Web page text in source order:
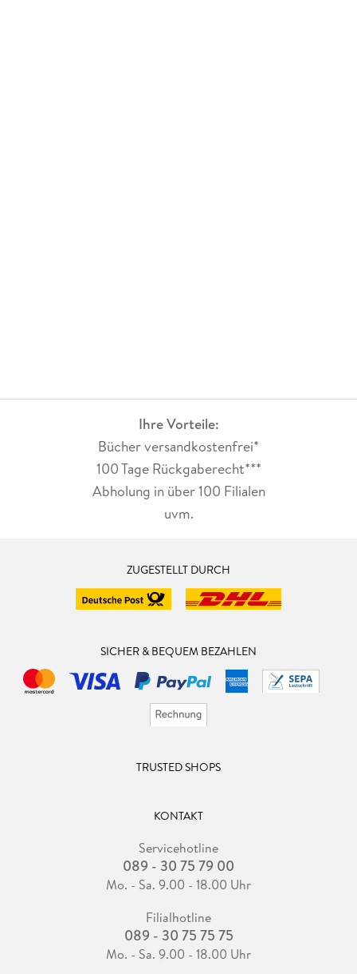
Ihre Vorteile:
Bücher versandkostenfrei*
100 Tage Rückgaberecht***
Abholung in über 100 Filialen
uvm.
ZUGESTELLT DURCH
SICHER & BEQUEM BEZAHLEN
TRUSTED SHOPS
KONTAKT
Servicehotline
089 - 30 75 79 00
Mo. - Sa. 9.00 - 18.00 Uhr
Filialhotline
089 - 30 75 75 75
Mo. - Sa. 9.00 - 18.00 Uhr